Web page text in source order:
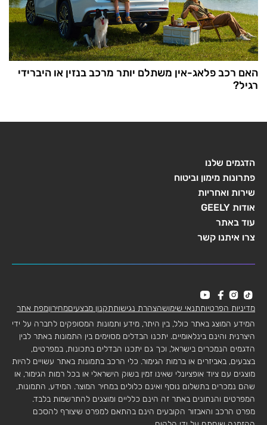
האם רכב פלאג-אין משתלם יותר מרכב בנזין או היברידי
רגיל?
הדגמים שלנו
פתרונות מימון וביטוח
שירות ואחריות
אודות GEELY
עוד באתר
צרו איתנו קשר
מדיניות הפרטיותתנאי שימושהצהרת נגישותתקנון מבצעיםמחירוןמפת אתר
המידע המוצג באתר כולל, בין היתר, מידע ותמונות המסופקים לחברה על ידי
היצרנית והינם בינלאומיים. יתכנו הבדלים מסוימים בין התמונות באתר לבין
הדגמים הנמכרים בישראל, וכך גם יתכנו הבדלים בתכונות, במפרטים,
בצבעים, באביזרים או ברמות הגימור. כלי הרכב בתמונות באתר עשויים להיות
מוצגים עם ציוד אופציונלי שאינו זמין בשוק הישראלי או בכל רמות הגימור, או
שהם נמכרים בתשלום נוסף ואינם כלולים במחיר המוצר. המידע, התמונות,
המפרטים והנתונים באתר זה הינם כלליים ומוצגים להתרשמות בלבד.
מפרט הרכב והאבזור הקובעים הינם בהתאם למפרט שיצורף להסכם